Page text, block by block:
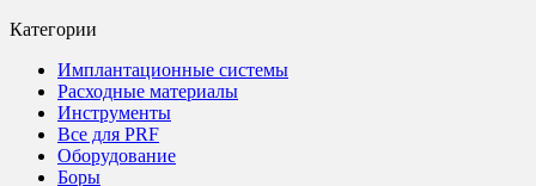
Категории
Имплантационные системы
Расходные материалы
Инструменты
Все для PRF
Оборудование
Боры